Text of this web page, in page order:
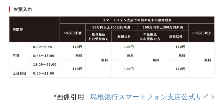
*画像引用 : 島根銀行スマートフォン支店公式サイト